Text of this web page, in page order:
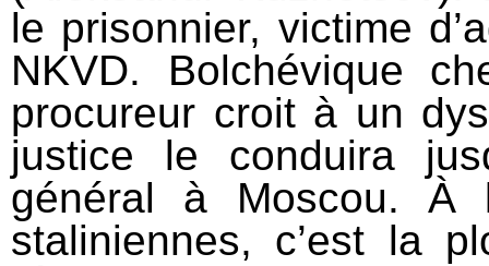
le prisonnier, victime
NKVD. Bolchévique
procureur croit à un
justice le conduira
général à Moscou. À
staliniennes, c’est la